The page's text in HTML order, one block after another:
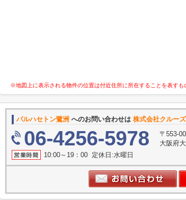
※地図上に表示される物件の位置は付近住所に所在することを表すも
パルハセトン鷺洲 へのお問い合わせは 株式会社クルー
06-4256-5978
〒553-
大阪府
10:00～19：00 定休日:水曜日